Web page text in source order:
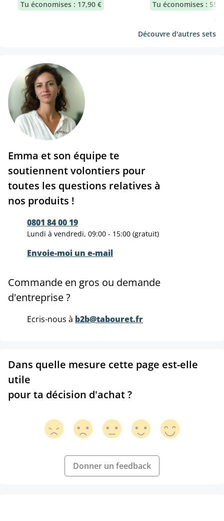
Tu économises : 17,90 € Tu économises :
Découvre d'autres sets
Emma et son équipe te
soutiennent volontiers pour
toutes les questions relatives à
nos produits !
0801 84 00 19
Lundi à vendredi, 09:00 - 15:00 (gratuit)
Envoie-moi un e-mail
Commande en gros ou demande
d'entreprise ?
Ecris-nous à b2b@tabouret.fr
Dans quelle mesure cette page est-elle
utile
pour ta décision d'achat ?
Donner un feedback